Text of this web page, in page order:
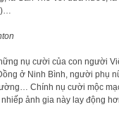
nụ cười của con người
ở Ninh Bình, người phụ
Chính nụ cười mộc
ảnh gia này lay động